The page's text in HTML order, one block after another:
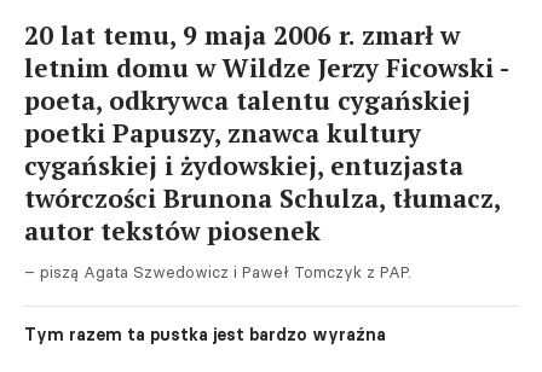
20 lat temu, 9 maja 2006 r. zmarł w
letnim domu w Wildze Jerzy Ficowski -
poeta, odkrywca talentu cygańskiej
poetki Papuszy, znawca kultury
cygańskiej i żydowskiej, entuzjasta
twórczości Brunona Schulza, tłumacz,
autor tekstów piosenek
– piszą Agata Szwedowicz i Paweł Tomczyk z PAP.
Tym razem ta pustka jest bardzo wyraźna